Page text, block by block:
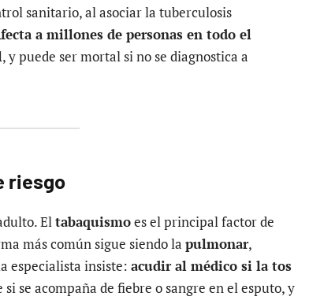
sanitario, al asociar la tuberculosis
a millones de personas en todo el
, y puede ser mortal si no se diagnostica a
riesgo
Eltabaquismoes el principal factor de
más común sigue siendo la pulmonar,
especialista insiste: acudir al médico si la tos
si se acompaña de fiebre o sangre en el esputo, y